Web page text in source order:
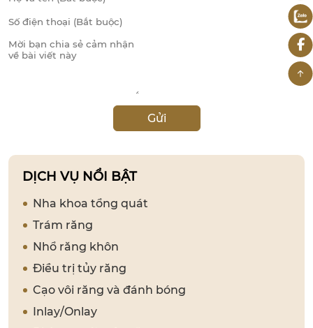
Gửi
DỊCH VỤ NỔI BẬT
Nha khoa tổng quát
Trám răng
Nhổ răng khôn
Điều trị tủy răng
Cạo vôi răng và đánh bóng
Inlay/Onlay